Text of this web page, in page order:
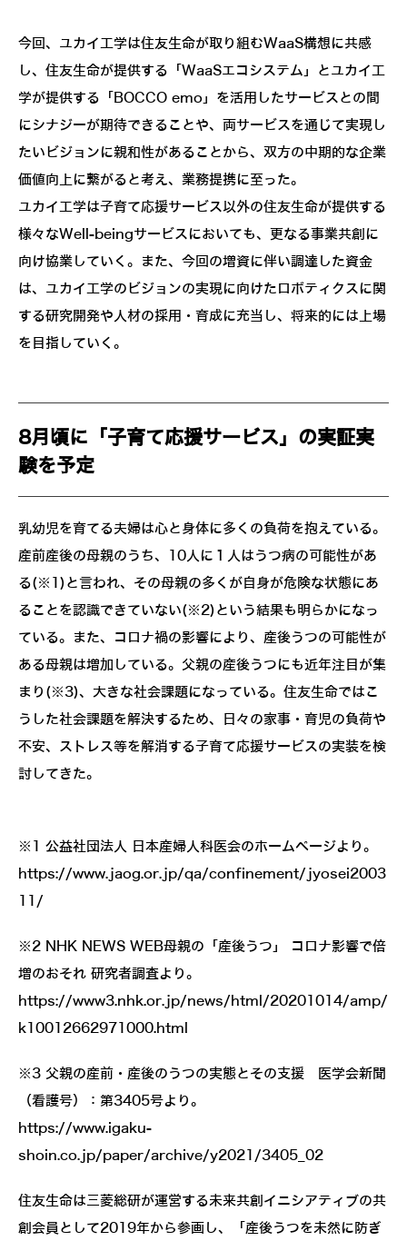
今回、ユカイ工学は住友生命が取り組むWaaS構想に共感
し、住友生命が提供する「WaaSエコシステム」とユカイ工
学が提供する「BOCCO emo」を活用したサービスとの間
にシナジーが期待できることや、両サービスを通じて実現し
たいビジョンに親和性があることから、双方の中期的な企業
価値向上に繋がると考え、業務提携に至った。
ユカイ工学は子育て応援サービス以外の住友生命が提供する
様々なWell-beingサービスにおいても、更なる事業共創に
向け協業していく。また、今回の増資に伴い調達した資金
は、ユカイ工学のビジョンの実現に向けたロボティクスに関
する研究開発や人材の採用・育成に充当し、将来的には上場
を目指していく。
8月頃に「子育て応援サービス」の実証実
験を予定
乳幼児を育てる夫婦は心と身体に多くの負荷を抱えている。
産前産後の母親のうち、10人に１人はうつ病の可能性があ
る(※1)と言われ、その母親の多くが自身が危険な状態にあ
ることを認識できていない(※2)という結果も明らかになっ
ている。また、コロナ禍の影響により、産後うつの可能性が
ある母親は増加している。父親の産後うつにも近年注目が集
まり(※3)、大きな社会課題になっている。住友生命ではこ
うした社会課題を解決するため、日々の家事・育児の負荷や
不安、ストレス等を解消する子育て応援サービスの実装を検
討してきた。
※1 公益社団法人 日本産婦人科医会のホームページより。
https://www.jaog.or.jp/qa/confinement/jyosei2003
11/
※2 NHK NEWS WEB母親の「産後うつ」 コロナ影響で倍
増のおそれ 研究者調査より。
https://www3.nhk.or.jp/news/html/20201014/amp/
k10012662971000.html
※3 父親の産前・産後のうつの実態とその支援 医学会新聞
（看護号）：第3405号より。
https://www.igaku-
shoin.co.jp/paper/archive/y2021/3405_02
住友生命は三菱総研が運営する未来共創イニシアティブの共
創会員として2019年から参画し、「産後うつを未然に防ぎ